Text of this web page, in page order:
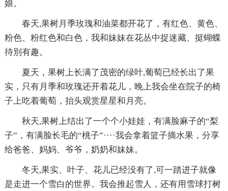
娘。
春天,果树月季玫瑰和油菜都开花了，有红色、黄色、
粉色、粉红色和白色，我和妹妹在花丛中捉迷藏、挺蝴蝶
待別有趣。
夏天，果树上长满了茂密的绿叶,葡萄已经长出了果
实，只有月季和玫瑰还开着花儿，晚上我会坐在院子的椅
子上吃着葡萄，抬头观赏星星和月亮。
秋天,果树上结出了一个个小娃娃，有满脸麻子的“梨
子”，有满脸长毛的“桃子”····我会拿着篮子摘水果，分享
给爸爸、妈妈、爷爷，奶奶和妹妹。
冬天,果实、叶子、花儿已经没有了,可一踏进子就像
是走进一个雪白的世界。我会推起雪人，还有用雪球打树